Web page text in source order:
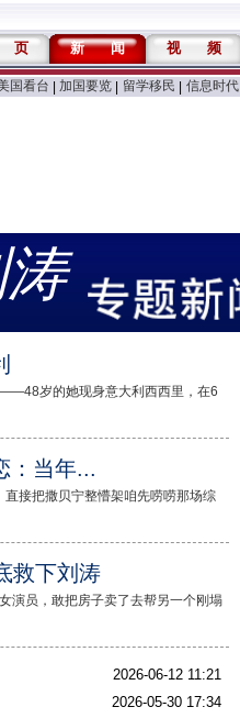
页 新 闻 视 频
国看台 加国要览 留学移民 信息时代
岁的她现身意大利西西里，在6
：当年...
接把撒贝宁整懵架咱先唠唠那场综
救下刘涛
演员，敢把房子卖了去帮另一个刚塌
2026-06-12 11:21
2026-05-30 17:34